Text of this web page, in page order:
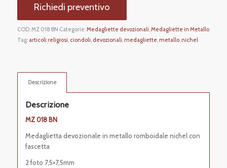
Richiedi preventivo
COD:MZ 018 BN Categorie:Medagliette devozionali Medagliette in Metallo
Tag: articoli religiosi ciondoli devozionali medagliette metallo, nichel
Descrizione
Descrizione
MZ 018 BN
Medaglietta devozionale in metallo romboidale nichel con
fascetta
2 foto 7,5×7,5mm